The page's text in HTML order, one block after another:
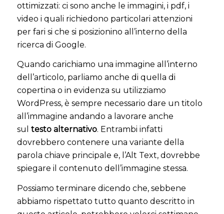
ottimizzati: ci sono anche le immagini, i pdf, i
video i quali richiedono particolari attenzioni
per fari si che si posizionino all’interno della
ricerca di Google.
Quando carichiamo una immagine all’interno
dell’articolo, parliamo anche di quella di
copertina o in evidenza su utilizziamo
WordPress, è sempre necessario dare un titolo
all’immagine andando a lavorare anche
sul testo alternativo. Entrambi infatti
dovrebbero contenere una variante della
parola chiave principale e, l’Alt Text, dovrebbe
spiegare il contenuto dell’immagine stessa.
Possiamo terminare dicendo che, sebbene
abbiamo rispettato tutto quanto descritto in